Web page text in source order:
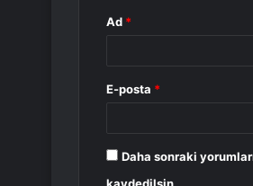
Ad *
E-posta *
Daha sonraki